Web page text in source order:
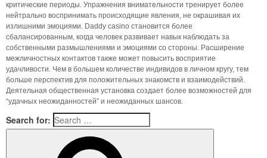
критические периоды. Упражнения внимательности тренирует более
нейтрально воспринимать происходящие явления, не окрашивая их
излишними эмоциями. Daddy casino становится более
сбалансированным, когда человек развивает навык наблюдать за
собственными размышлениями и эмоциями со стороны. Расширение
межличностных контактов также может повысить восприятие
удачливости. Чем в большем количестве индивидов в личном кругу, тем
больше перспектив для положительных знакомств и взаимодействий.
Деятельная общественная установка создает более возможностей для
“удачных неожиданностей” и неожиданных шансов.
Search for: